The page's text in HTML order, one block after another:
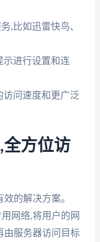
,比如迅雷快鸟、
示进行设置和连
问速度和更广泛
全方位访
的解决方案。
网络,将用户的网
由服务器访问目标